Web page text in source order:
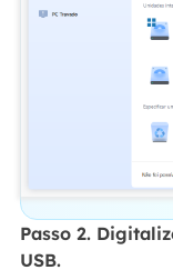
Passo 2.
USB.